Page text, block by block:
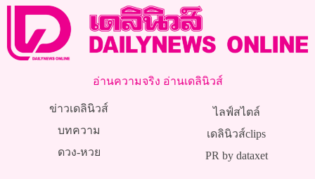
อ่านความจริง อ่านเดลินิวส์
ข่าวเดลินิวส์
บทความ
ดวง-หวย
ไลฟ์สไตล์
เดลินิวส์clips
PR by dataxet